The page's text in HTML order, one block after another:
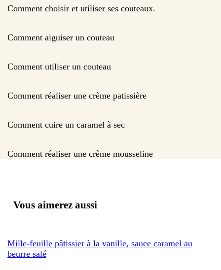
Comment choisir et utiliser ses couteaux.
Comment aiguiser un couteau
Comment utiliser un couteau
Comment réaliser une crème patissière
Comment cuire un caramel à sec
Comment réaliser une crème mousseline
Vous aimerez aussi
Mille-feuille pâtissier à la vanille, sauce caramel au
beurre salé